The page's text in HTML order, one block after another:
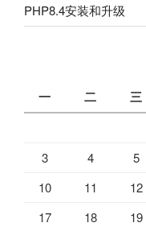
PHP8.4安装和升级
一 二 三
3
4 5
10
11 12
17
18 19